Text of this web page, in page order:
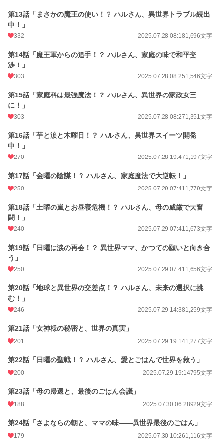
第13話「まさかの魔王の使い！？ ハルさん、異世界トラブル続出
中！」
332 2025.07.28 08:181,696文字
第14話「魔王軍からの追手！？ ハルさん、家庭の味で和平交
渉！」
303 2025.07.28 08:251,546文字
第15話「家庭科は最強魔法！？ ハルさん、異世界の家政女王
に！」
303 2025.07.28 08:271,351文字
第16話「芋と涙と木曜日！？ ハルさん、異世界スイーツ開発
中！」
270 2025.07.28 19:471,197文字
第17話「金曜の陰謀！？ ハルさん、家庭魔法で大逆転！」
250 2025.07.29 07:411,779文字
第18話「土曜の嵐とお昼寝危機！？ ハルさん、母の威厳で大奮
闘！」
240 2025.07.29 07:411,673文字
第19話「日曜は涙の再会！？ 異世界ママ、かつての願いと向き合
う」
250 2025.07.29 07:411,656文字
第20話「地球と異世界の交差点！？ ハルさん、未来の選択に挑
む！」
246 2025.07.29 14:381,259文字
第21話「女神様の秘密と、世界の真実」
201 2025.07.29 19:141,277文字
第22話「日曜の聖戦！？ ハルさん、愛とごはんで世界を救う」
200 2025.07.29 19:14795文字
第23話「母の帰還と、最後のごはん会議」
188 2025.07.30 06:28929文字
第24話「さよならの朝と、ママの味――異世界最後のごはん」
179 2025.07.30 10:261,116文字